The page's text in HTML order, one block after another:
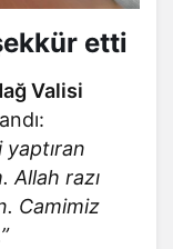
etti
Valisi
Allah razı
Camimiz